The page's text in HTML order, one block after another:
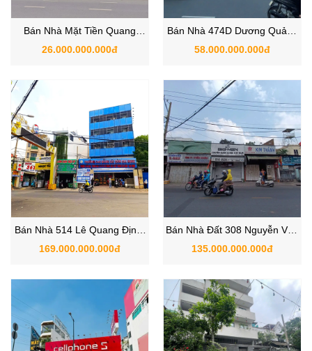
Bán Nhà Mặt Tiền Quang
Trung Gò Vấp – Vị Trí Kinh
26.000.000.000đ
Bán Nhà 474D Dương Quảng
Hàm, Phường 6, Quận Gò
58.000.000.000đ
Bán Nhà 514 Lê Quang Định,
Phường Hạnh Thông, Quận
169.000.000.000đ
Bán Nhà Đất 308 Nguyễn Văn
Nghi, Phường 7, Quận Gò
135.000.000.000đ